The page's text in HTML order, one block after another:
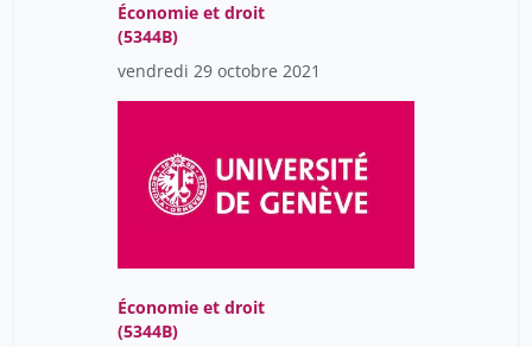
Économie et droit
(5344B)
vendredi 29 octobre 2021
Économie et droit
(5344B)